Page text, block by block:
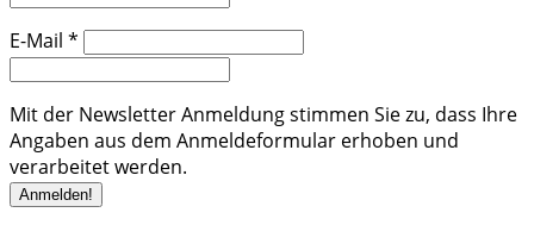
E-Mail *
Mit der Newsletter Anmeldung stimmen Sie zu, dass Ihre
Angaben aus dem Anmeldeformular erhoben und
verarbeitet werden.